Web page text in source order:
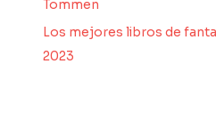
Tommen
Los mejores libros de
2023